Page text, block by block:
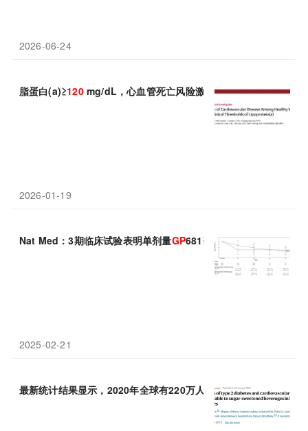
2026-06-24
脂蛋白(a)≥120mg/dL，心血管死亡风险激增63%！JAMA重磅研
2026-01-19
Nat Med：3期临床试验表明单剂量GP681药物可有效缩短男性流
2025-02-21
最新统计结果显示，2020年全球有220万人和120万人因含糖饮料